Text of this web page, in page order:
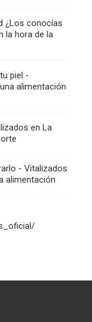
¿Los conocías
la hora de la
piel -
alimentación
en La
- Vitalizados
alimentación